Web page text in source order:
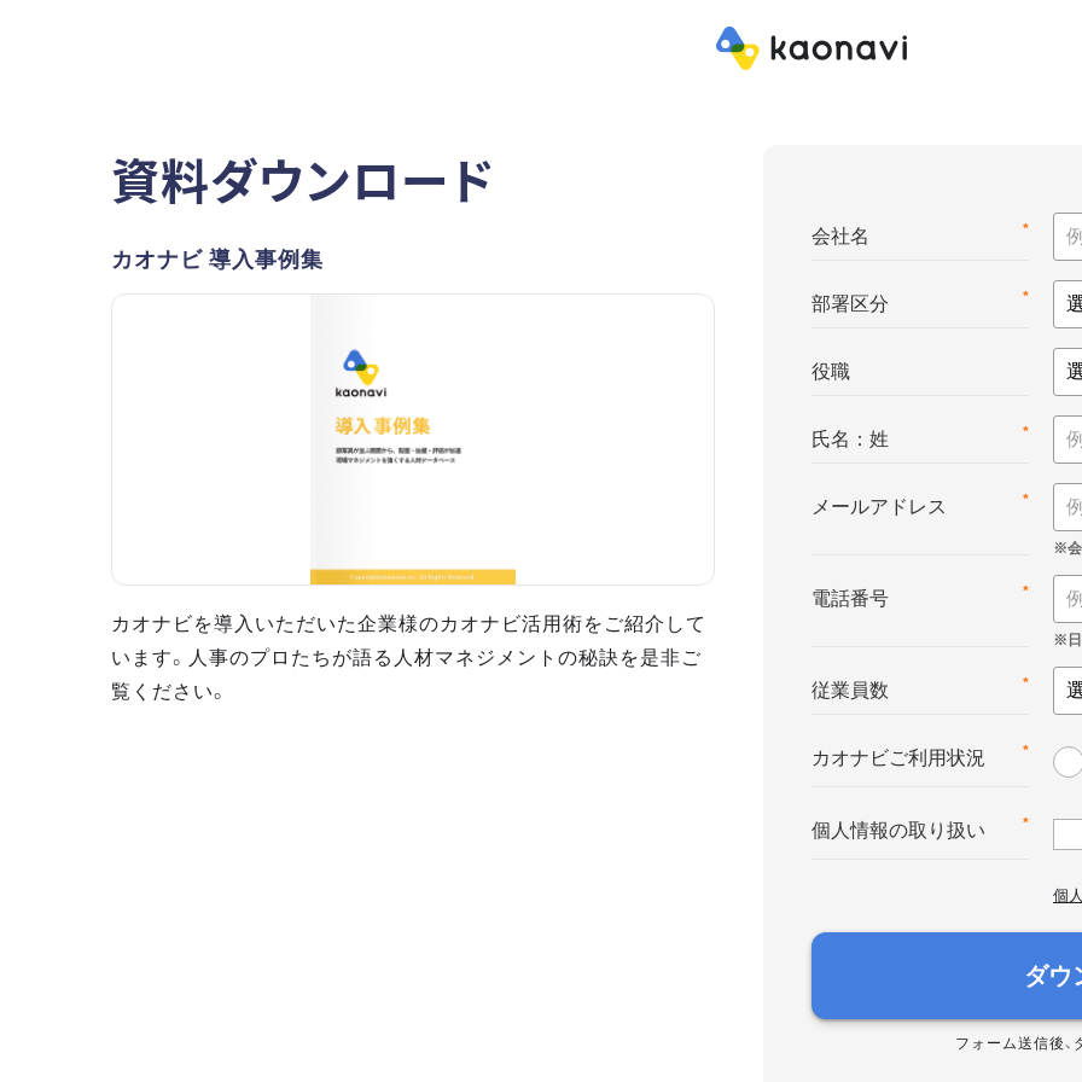
資料ダウンロード
カオナビ 導入事例集
カオナビを導入いただいた企業様のカオナビ活用術をご紹介して
います。人事のプロたちが語る人材マネジメントの秘訣を是非ご
覧ください。
*
会社名
*
部署区分
役職
*
氏名：姓
*
メールアドレス
*
電話番号
*
従業員数
*
カオナビご利用状況
*
個人情報の取り扱い
個
ダウ
フォーム送信後